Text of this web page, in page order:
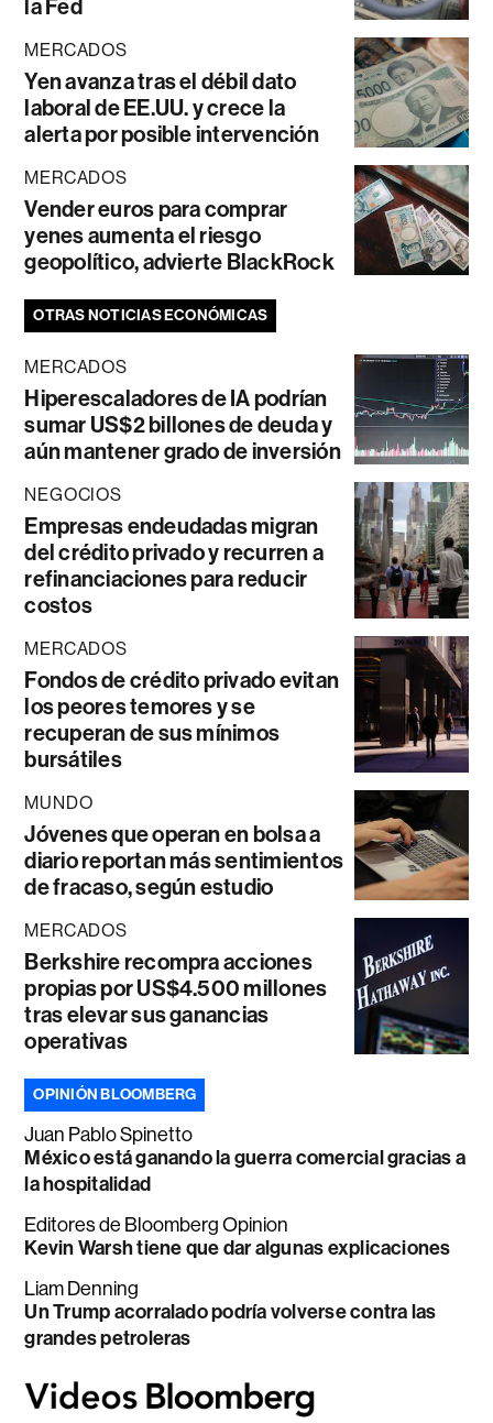
la Fed
MERCADOS
Yen avanza tras el débil dato
laboral de EE.UU. y crece la
alerta por posible intervención
MERCADOS
Vender euros para comprar
yenes aumenta el riesgo
geopolítico, advierte BlackRock
OTRAS NOTICIAS ECONÓMICAS
MERCADOS
Hiperescaladores de IA podrían
sumar US$2 billones de deuda y
aún mantener grado de inversión
NEGOCIOS
Empresas endeudadas migran
del crédito privado y recurren a
refinanciaciones para reducir
costos
MERCADOS
Fondos de crédito privado evitan
los peores temores y se
recuperan de sus mínimos
bursátiles
MUNDO
Jóvenes que operan en bolsa a
diario reportan más sentimientos
de fracaso, según estudio
MERCADOS
Berkshire recompra acciones
propias por US$4.500 millones
tras elevar sus ganancias
operativas
OPINIÓN BLOOMBERG
Juan Pablo Spinetto
México está ganando la guerra comercial gracias a
la hospitalidad
Editores de Bloomberg Opinion
Kevin Warsh tiene que dar algunas explicaciones
Liam Denning
Un Trump acorralado podría volverse contra las
grandes petroleras